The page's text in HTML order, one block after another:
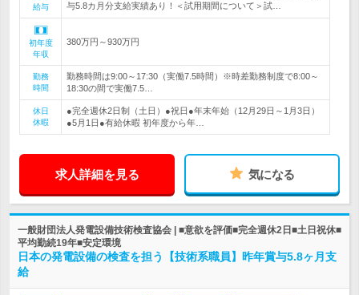
給与
与5.8カ月分支給実績あり！＜試用期間について＞試…
初年度
年収
380万円～930万円
勤務
時間
勤務時間は9:00～17:30（実働7.5時間）※時差勤務制度で8:00～
18:30の間で実働7.5…
休日
休暇
●完全週休2日制（土日）●祝日●年末年始（12月29日～1月3日）
●5月1日●有給休暇 初年度から年…
求人詳細を見る 気になる
一般財団法人発電設備技術検査協会 | ■意欲を評価■完全週休2日■土日祝休■
平均勤続19年■安定環境
日本の発電設備の検査を担う【技術系職員】昨年賞与5.8ヶ月支
給